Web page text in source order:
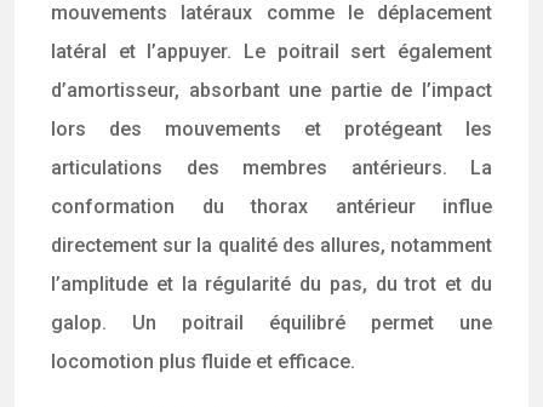
mouvements latéraux comme le déplacement
latéral et l’appuyer. Le poitrail sert également
d’amortisseur, absorbant une partie de l’impact
lors des mouvements et protégeant les
articulations des membres antérieurs. La
conformation du thorax antérieur influe
directement sur la qualité des allures, notamment
l’amplitude et la régularité du pas, du trot et du
galop. Un poitrail équilibré permet une
locomotion plus fluide et efficace.